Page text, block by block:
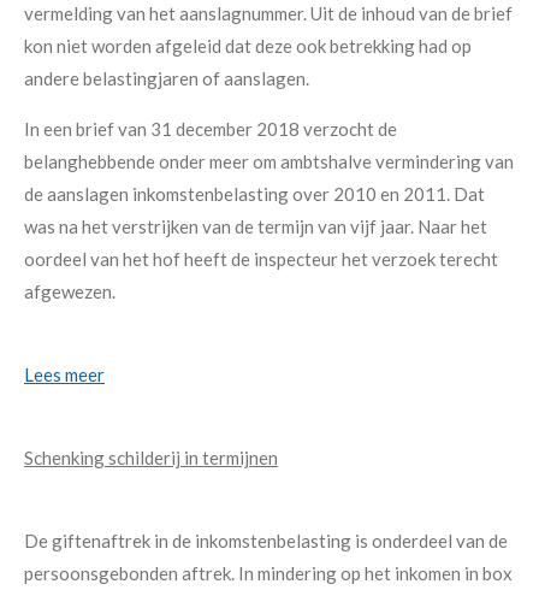
vermelding van het aanslagnummer. Uit de inhoud van de brief
kon niet worden afgeleid dat deze ook betrekking had op
andere belastingjaren of aanslagen.
In een brief van 31 december 2018 verzocht de
belanghebbende onder meer om ambtshalve vermindering van
de aanslagen inkomstenbelasting over 2010 en 2011. Dat
was na het verstrijken van de termijn van vijf jaar. Naar het
oordeel van het hof heeft de inspecteur het verzoek terecht
afgewezen.
Lees meer
Schenking schilderij in termijnen
De giftenaftrek in de inkomstenbelasting is onderdeel van de
persoonsgebonden aftrek. In mindering op het inkomen in box